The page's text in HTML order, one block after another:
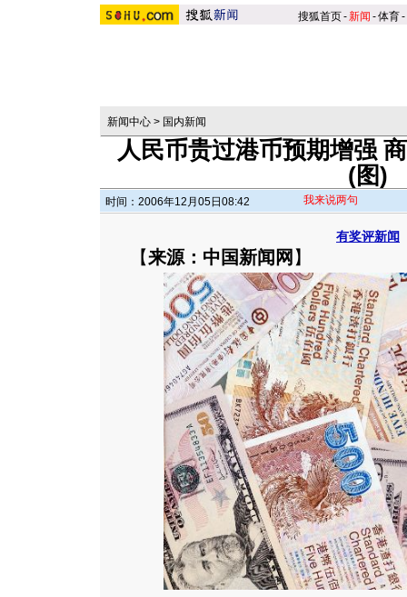
搜狐首页-新闻 -体育-
新闻中心 > 国内新闻
人民币贵过港币预期增强
(图)
时间：2006年12月05日08:42 我来说两句
有奖评新闻
【来源：中国新闻网 】